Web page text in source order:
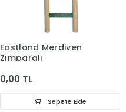
Eastland Merdiven
Zımparalı
0,00 TL
Sepete Ekle